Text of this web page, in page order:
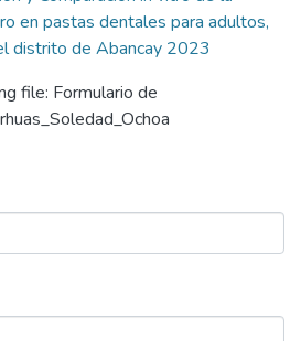
en pastas dentales para adultos,
distrito de Abancay 2023
file: Formulario de